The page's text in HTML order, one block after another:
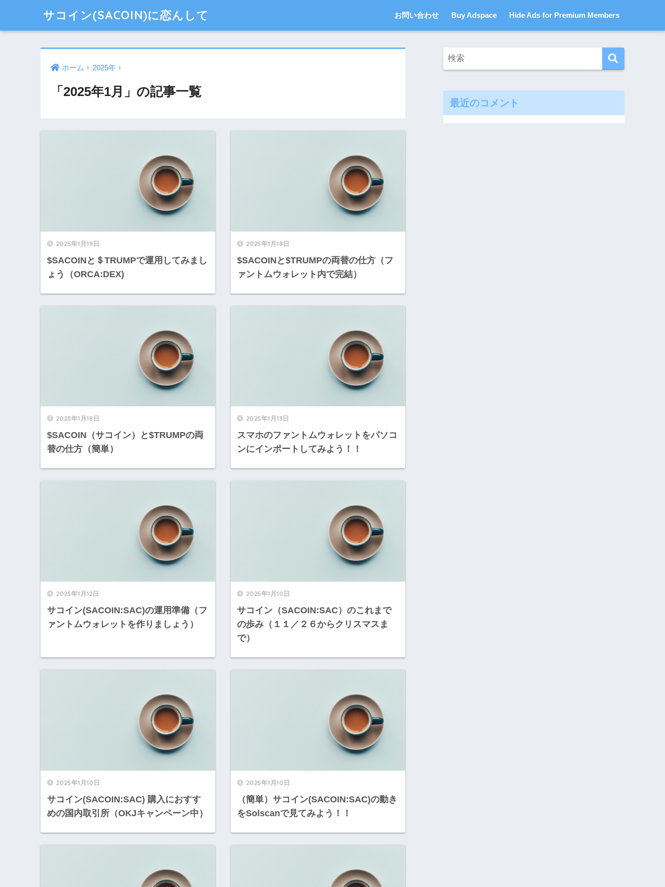
サコイン(SACOIN)に恋んして お問い合わせ Buy Adspace Hide Ads for Premium Members
ホーム 2025年
「2025年1月」の記事一覧
2025年1月19日
$SACOINと＄TRUMPで運用してみまし
ょう（ORCA:DEX)
2025年1月18日
$SACOINと$TRUMPの両替の仕方（フ
ァントムウォレット内で完結）
2025年1月18日
$SACOIN（サコイン）と$TRUMPの両
替の仕方（簡単）
2025年1月13日
スマホのファントムウォレットをパソコ
ンにインポートしてみよう！！
2025年1月12日
サコイン(SACOIN:SAC)の運用準備（フ
ァントムウォレットを作りましょう）
2025年1月10日
サコイン（SACOIN:SAC）のこれまで
の歩み（１１／２６からクリスマスま
で）
2025年1月10日
サコイン(SACOIN:SAC) 購入におすす
めの国内取引所（OKJキャンペーン中）
2025年1月10日
（簡単）サコイン(SACOIN:SAC)の動き
をSolscanで見てみよう！！
最近のコメント